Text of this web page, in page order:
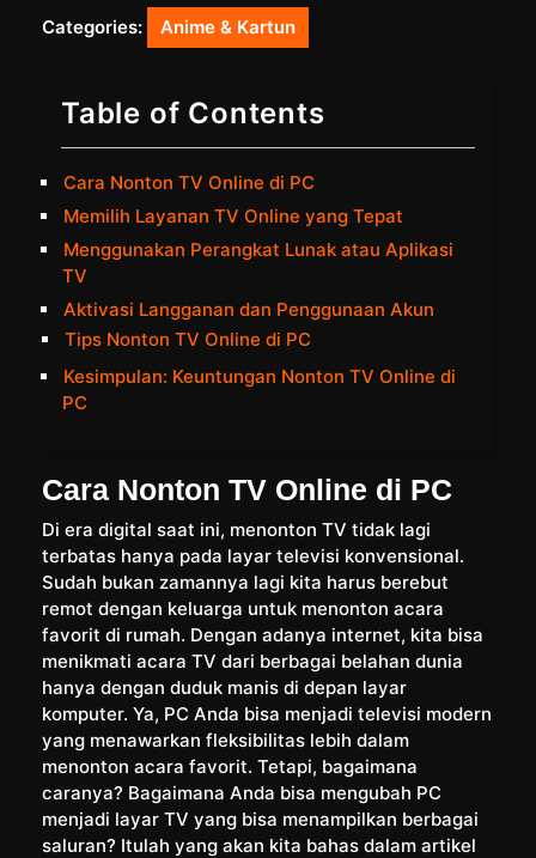
Categories: Anime & Kartun
Table of Contents
Cara Nonton TV Online di PC
Memilih Layanan TV Online yang Tepat
Menggunakan Perangkat Lunak atau Aplikasi
TV
Aktivasi Langganan dan Penggunaan Akun
Tips Nonton TV Online di PC
Kesimpulan: Keuntungan Nonton TV Online di
PC
Cara Nonton TV Online di PC
Di era digital saat ini, menonton TV tidak lagi
terbatas hanya pada layar televisi konvensional.
Sudah bukan zamannya lagi kita harus berebut
remot dengan keluarga untuk menonton acara
favorit di rumah. Dengan adanya internet, kita bisa
menikmati acara TV dari berbagai belahan dunia
hanya dengan duduk manis di depan layar
komputer. Ya, PC Anda bisa menjadi televisi modern
yang menawarkan fleksibilitas lebih dalam
menonton acara favorit. Tetapi, bagaimana
caranya? Bagaimana Anda bisa mengubah PC
menjadi layar TV yang bisa menampilkan berbagai
saluran? Itulah yang akan kita bahas dalam artikel